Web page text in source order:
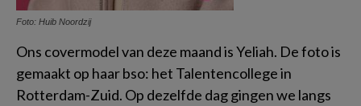
Foto: Huib Noordzij
Ons covermodel van deze maand is Yeliah. De foto is
gemaakt op haar bso: het Talentencollege in
Rotterdam-Zuid. Op dezelfde dag gingen we langs